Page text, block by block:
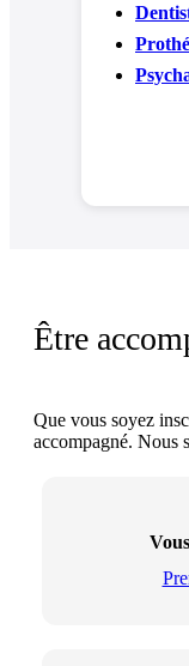
Être
Que vous soyez
accompagné. Nous